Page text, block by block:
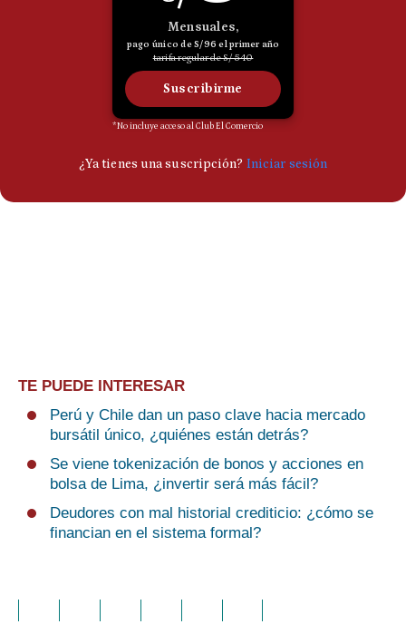
TE PUEDE INTERESAR
Perú y Chile dan un paso clave hacia mercado
bursátil único, ¿quiénes están detrás?
Se viene tokenización de bonos y acciones en
bolsa de Lima, ¿invertir será más fácil?
Deudores con mal historial crediticio: ¿cómo se
financian en el sistema formal?